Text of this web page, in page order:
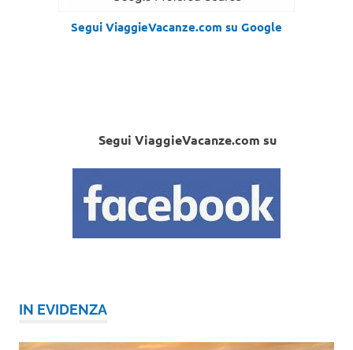
Segui ViaggieVacanze.com su Google
Segui ViaggieVacanze.com su
IN EVIDENZA